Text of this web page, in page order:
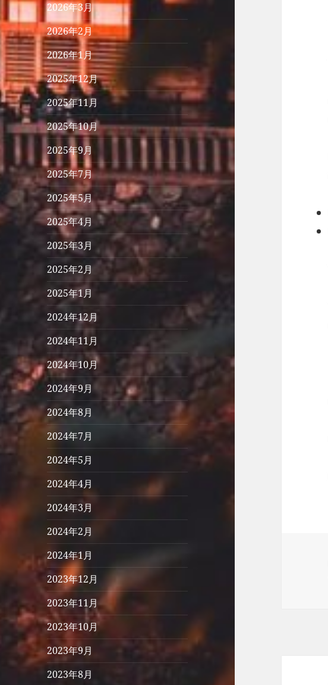
2026年3月
2026年2月
2026年1月
2025年12月
2025年11月
2025年10月
2025年9月
2025年7月
2025年5月
2025年4月
2025年3月
2025年2月
2025年1月
2024年12月
2024年11月
2024年10月
2024年9月
2024年8月
2024年7月
2024年5月
2024年4月
2024年3月
2024年2月
2024年1月
2023年12月
2023年11月
2023年10月
2023年9月
2023年8月